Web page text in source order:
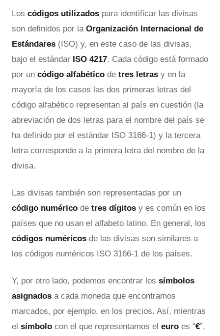
Los códigos utilizados para identificar las divisas
son definidos por la Organización Internacional de
Estándares (ISO) y, en este caso de las divisas,
bajo el estándar ISO 4217. Cada código está formado
por un código alfabético de tres letras y en la
mayoría de los casos las dos primeras letras del
código alfabético representan al país en cuestión (la
abreviación de dos letras para el nombre del país se
ha definido por el estándar ISO 3166-1) y la tercera
letra corresponde a la primera letra del nombre de la
divisa.
Las divisas también son representadas por un
código numérico de tres dígitos y es común en los
países que no usan el alfabeto latino. En general, los
códigos numéricos de las divisas son similares a
los códigos numéricos ISO 3166-1 de los países.
Y, por otro lado, podemos encontrar los símbolos
asignados a cada moneda que encontramos
marcados, por ejemplo, en los precios. Así, mientras
el símbolo con el que representamos el euro es “€”,